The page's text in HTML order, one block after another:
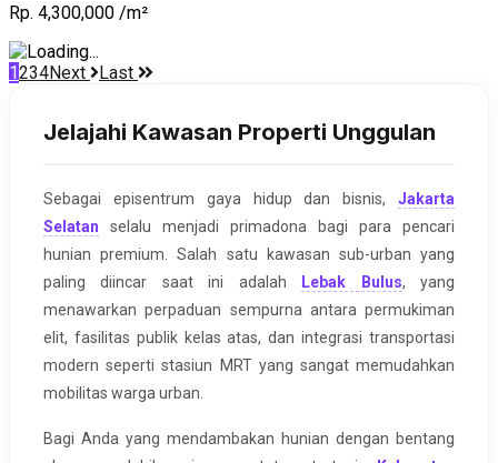
Rp. 4,300,000 /m²
1234Next Last
Jelajahi Kawasan Properti Unggulan
Sebagai episentrum gaya hidup dan bisnis, Jakarta
Selatan selalu menjadi primadona bagi para pencari
hunian premium. Salah satu kawasan sub-urban yang
paling diincar saat ini adalah
Lebak Bulus, yang
menawarkan perpaduan sempurna antara permukiman
elit, fasilitas publik kelas atas, dan integrasi transportasi
modern seperti stasiun MRT yang sangat memudahkan
mobilitas warga urban.
Bagi Anda yang mendambakan hunian dengan bentang